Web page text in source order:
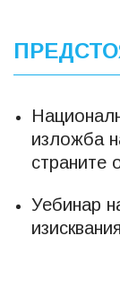
изложба
страните
Уебинар